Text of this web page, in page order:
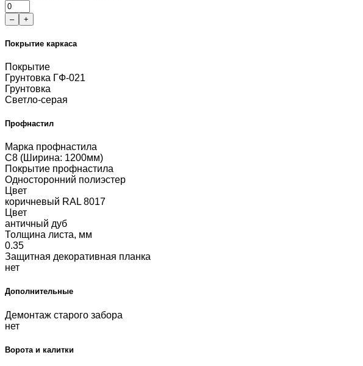
– +
Покрытие каркаса
Покрытие
Грунтовка ГФ-021
Грунтовка
Светло-серая
Профнастил
Марка профнастила
С8 (Ширина: 1200мм)
Покрытие профнастила
Односторонний полиэстер
Цвет
коричневый RAL 8017
Цвет
античный дуб
Толщина листа, мм
0.35
Защитная декоративная планка
нет
Дополнительные
Демонтаж старого забора
нет
Ворота и калитки